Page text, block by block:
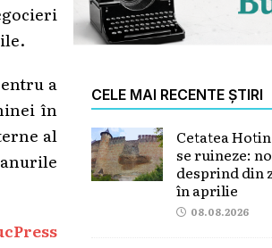
a
în
al
CELE MAI RECENTE ȘTIRI
Cetatea
se ruineze:
desprind din
în aprilie
08.08.2026